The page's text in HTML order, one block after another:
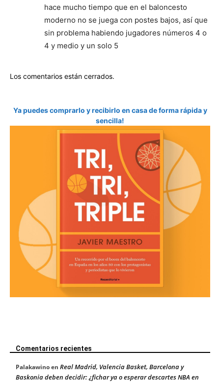
hace mucho tiempo que en el baloncesto
moderno no se juega con postes bajos, así que
sin problema habiendo jugadores números 4 o
4 y medio y un solo 5
Los comentarios están cerrados.
Ya puedes comprarlo y recibirlo en casa de forma rápida y
sencilla!
Comentarios recientes
Palakawinoen Real Madrid, Valencia Basket, Barcelona y
Baskonia deben decidir: ¿fichar ya o esperar descartes NBA en